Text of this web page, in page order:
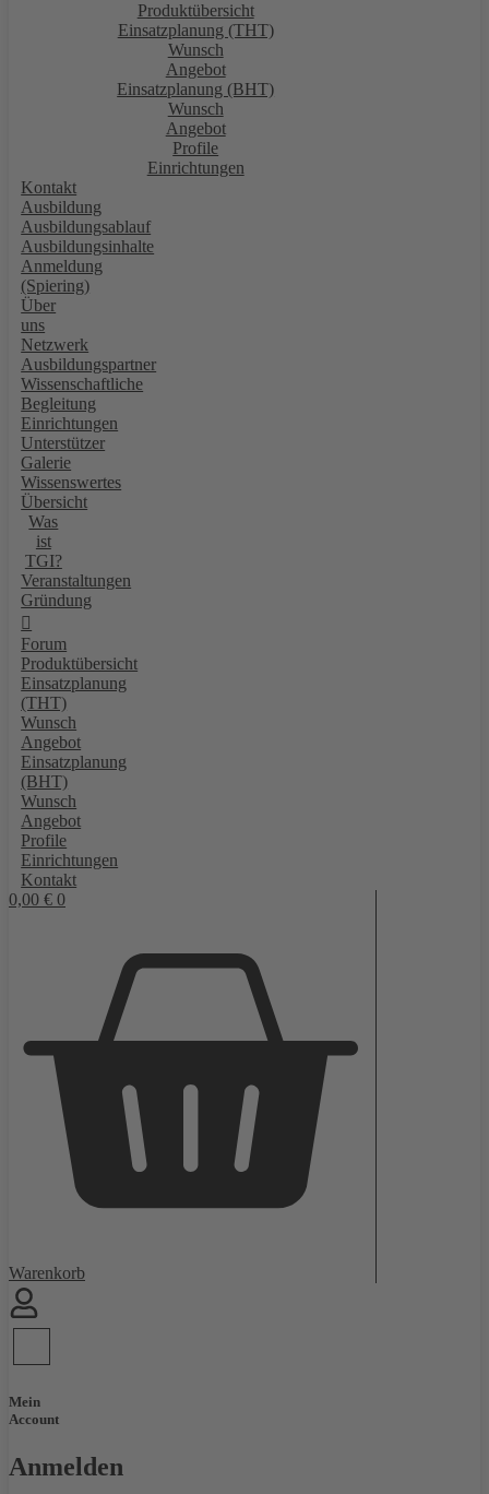
Produktübersicht
Einsatzplanung (THT)
Wunsch
Angebot
Einsatzplanung (BHT)
Wunsch
Angebot
Profile
Einrichtungen
Kontakt
Ausbildung
Ausbildungsablauf
Ausbildungsinhalte
Anmeldung
(Spiering)
Über
uns
Netzwerk
Ausbildungspartner
Wissenschaftliche
Begleitung
Einrichtungen
Unterstützer
Galerie
Wissenswertes
Übersicht
Was
ist
TGI?
Veranstaltungen
Gründung
Forum
Produktübersicht
Einsatzplanung
(THT)
Wunsch
Angebot
Einsatzplanung
(BHT)
Wunsch
Angebot
Profile
Einrichtungen
Kontakt
0,00 € 0
Warenkorb
Mein
Account
Anmelden